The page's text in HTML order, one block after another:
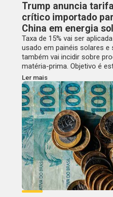
Trump anuncia
crítico importado
China em energia
Taxa de 15% vai ser
usado em painéis solares
também vai incidir sobre
matéria-prima. Objetivo é
Ler mais